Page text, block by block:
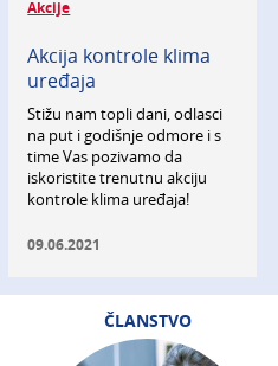
Akcije
Akcija kontrole klima
uređaja
Stižu nam topli dani, odlasci
na put i godišnje odmore i s
time Vas pozivamo da
iskoristite trenutnu akciju
kontrole klima uređaja!
09.06.2021
ČLANSTVO